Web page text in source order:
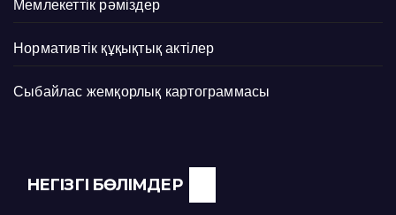
Мемлекеттік рәміздер
Нормативтік құқықтық актілер
Сыбайлас жемқорлық картограммасы
НЕГІЗГІ БӨЛІМДЕР